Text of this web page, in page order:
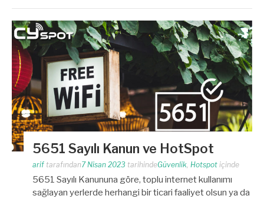
5651 Sayılı Kanun ve HotSpot
arif tarafından7 Nisan 2023 tarihindeGüvenlik, Hotspot içinde
5651 Sayılı Kanununa göre, toplu internet kullanımı
sağlayan yerlerde herhangi bir ticari faaliyet olsun ya da